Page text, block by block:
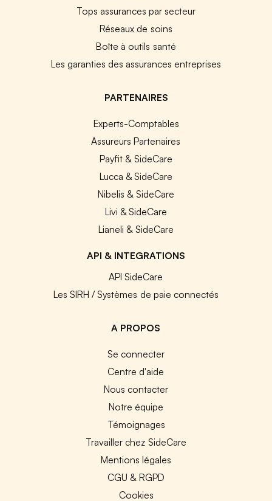
Tops assurances par secteur
Réseaux de soins
Boîte à outils santé
Les garanties des assurances entreprises
PARTENAIRES
Experts-Comptables
Assureurs Partenaires
Payfit & SideCare
Lucca & SideCare
Nibelis & SideCare
Livi & SideCare
Lianeli & SideCare
API & INTEGRATIONS
API SideCare
Les SIRH / Systèmes de paie connectés
A PROPOS
Se connecter
Centre d'aide
Nous contacter
Notre équipe
Témoignages
Travailler chez SideCare
Mentions légales
CGU & RGPD
Cookies